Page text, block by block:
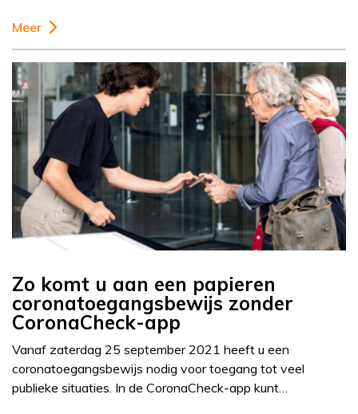
Meer
Zo komt u aan een papieren
coronatoegangsbewijs zonder
CoronaCheck-app
Vanaf zaterdag 25 september 2021 heeft u een
coronatoegangsbewijs nodig voor toegang tot veel
publieke situaties. In de CoronaCheck-app kunt…